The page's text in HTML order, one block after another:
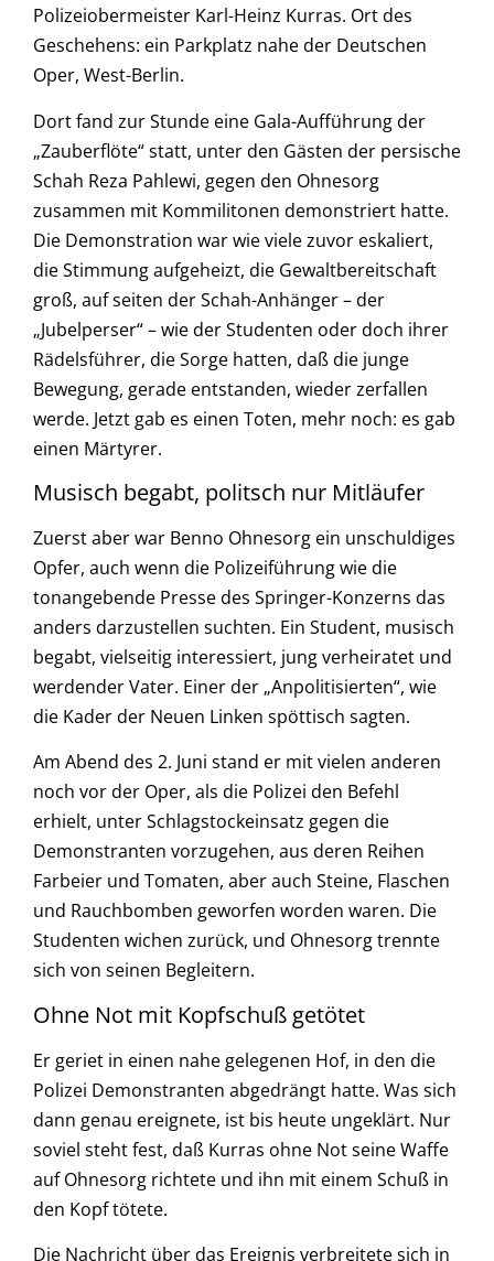
Polizeiobermeister Karl-Heinz Kurras. Ort des
Geschehens: ein Parkplatz nahe der Deutschen
Oper, West-Berlin.
Dort fand zur Stunde eine Gala-Aufführung der
„Zauberflöte“ statt, unter den Gästen der persische
Schah Reza Pahlewi, gegen den Ohnesorg
zusammen mit Kommilitonen demonstriert hatte.
Die Demonstration war wie viele zuvor eskaliert,
die Stimmung aufgeheizt, die Gewaltbereitschaft
groß, auf seiten der Schah-Anhänger – der
„Jubelperser“ – wie der Studenten oder doch ihrer
Rädelsführer, die Sorge hatten, daß die junge
Bewegung, gerade entstanden, wieder zerfallen
werde. Jetzt gab es einen Toten, mehr noch: es gab
einen Märtyrer.
Musisch begabt, politsch nur Mitläufer
Zuerst aber war Benno Ohnesorg ein unschuldiges
Opfer, auch wenn die Polizeiführung wie die
tonangebende Presse des Springer-Konzerns das
anders darzustellen suchten. Ein Student, musisch
begabt, vielseitig interessiert, jung verheiratet und
werdender Vater. Einer der „Anpolitisierten“, wie
die Kader der Neuen Linken spöttisch sagten.
Am Abend des 2. Juni stand er mit vielen anderen
noch vor der Oper, als die Polizei den Befehl
erhielt, unter Schlagstockeinsatz gegen die
Demonstranten vorzugehen, aus deren Reihen
Farbeier und Tomaten, aber auch Steine, Flaschen
und Rauchbomben geworfen worden waren. Die
Studenten wichen zurück, und Ohnesorg trennte
sich von seinen Begleitern.
Ohne Not mit Kopfschuß getötet
Er geriet in einen nahe gelegenen Hof, in den die
Polizei Demonstranten abgedrängt hatte. Was sich
dann genau ereignete, ist bis heute ungeklärt. Nur
soviel steht fest, daß Kurras ohne Not seine Waffe
auf Ohnesorg richtete und ihn mit einem Schuß in
den Kopf tötete.
Die Nachricht über das Ereignis verbreitete sich in